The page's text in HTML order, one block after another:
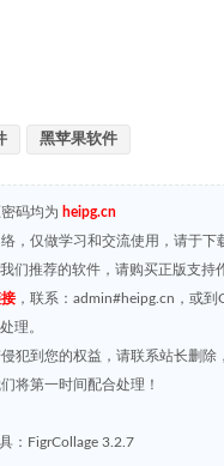
黑苹果软件
码均为 heipg.cn
，仅做学习和交流使用，请于下
们推荐的软件，请购买正版支持
，联系：admin#heipg.cn，或到
理。
犯到您的权益，请联系站长删除
将第一时间配合处理！
：FigrCollage 3.2.7